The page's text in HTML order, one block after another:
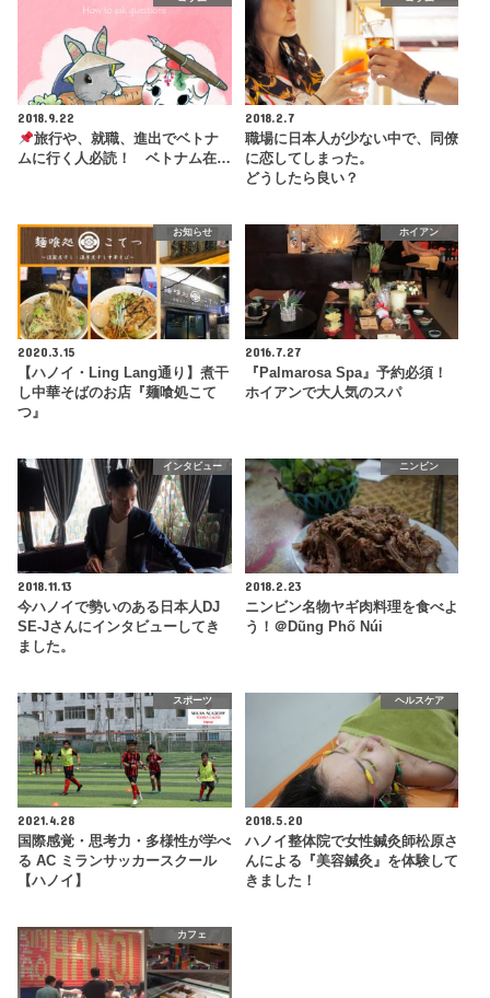
2018.9.22
旅行や、就職、進出でベトナ
ムに行く人必読！ ベトナム在…
2018.2.7
職場に日本人が少ない中で、同僚
に恋してしまった。
どうしたら良い？
お知らせ
2020.3.15
【ハノイ・Ling Lang通り】煮干
し中華そばのお店『麺喰処こて
つ』
ホイアン
2016.7.27
『Palmarosa Spa』予約必須！
ホイアンで大人気のスパ
インタビュー
2018.11.13
今ハノイで勢いのある日本人DJ
SE-Jさんにインタビューしてき
ました。
ニンビン
2018.2.23
ニンビン名物ヤギ肉料理を食べよ
う！＠Dũng Phố Núi
スポーツ
2021.4.28
国際感覚・思考力・多様性が学べ
る AC ミランサッカースクール
【ハノイ】
ヘルスケア
2018.5.20
ハノイ整体院で女性鍼灸師松原さ
んによる『美容鍼灸』を体験して
きました！
カフェ